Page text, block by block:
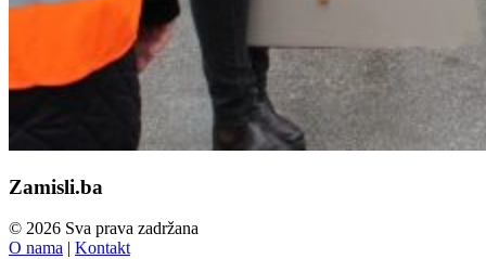
Zamisli.ba
© 2026 Sva prava zadržana
O nama | Kontakt